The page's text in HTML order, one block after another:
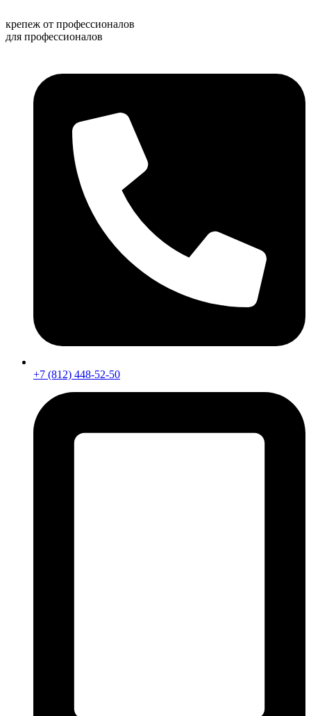
к
содержимому
крепеж от профессионалов
для профессионалов
+7 (812) 448-52-50